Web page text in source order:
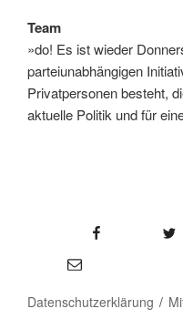
Team
»do! Es ist wieder
parteiunabhängigen
Privatpersonen besteht,
aktuelle Politik und für
E-Mail
Datenschutzerklärung